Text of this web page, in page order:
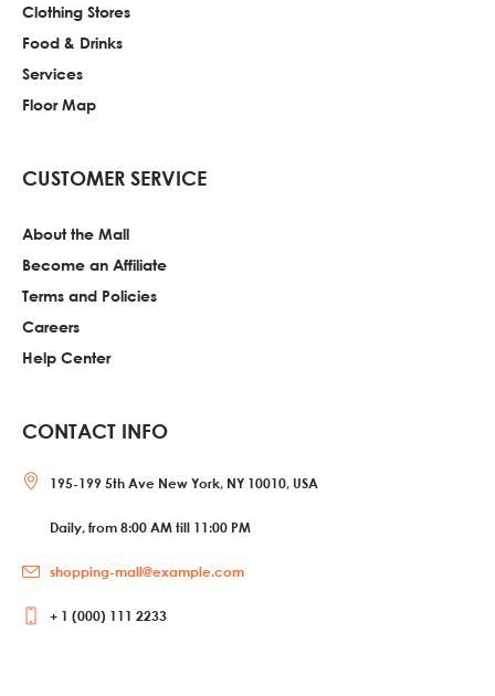
Clothing Stores
Food & Drinks
Services
Floor Map
CUSTOMER SERVICE
About the Mall
Become an Affiliate
Terms and Policies
Careers
Help Center
CONTACT INFO
195-199 5th Ave New York, NY 10010, USA
Daily, from 8:00 AM till 11:00 PM
shopping-mall@example.com
+ 1 (000) 111 2233